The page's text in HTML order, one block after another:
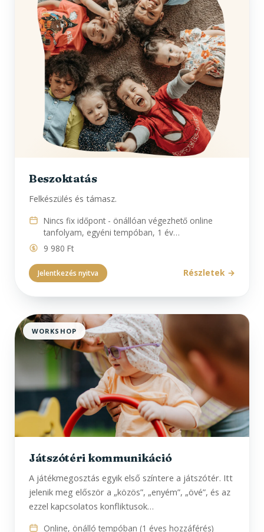
Beszoktatás
Felkészülés és támasz.
Nincs fix időpont - önállóan végezhető online
tanfolyam, egyéni tempóban, 1 év…
9 980 Ft
Jelentkezés nyitva Részletek
WORKSHOP
Játszótéri kommunikáció
A játékmegosztás egyik első színtere a játszótér. Itt
jelenik meg először a „közös”, „enyém”, „övé”, és az
ezzel kapcsolatos konfliktusok…
Online, önálló tempóban (1 éves hozzáférés)